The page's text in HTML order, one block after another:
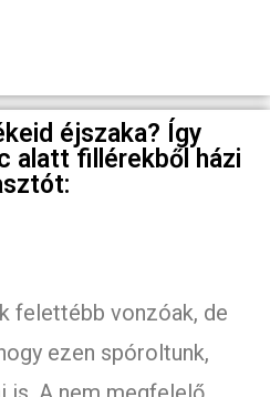
éjszaka? Így
alatt fillérekből házi
felettébb vonzóak, de
ezen spóroltunk,